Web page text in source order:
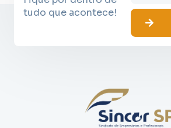
tudo que acontece!